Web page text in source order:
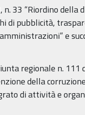
n. 33 “Riordino
di pubblicità,
e
regionale n.
della
di attività e